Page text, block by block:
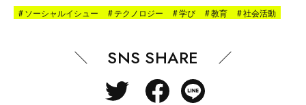
#ソーシャルイシュー #テクノロジー #学び #教育 #社会活動
SNS SHARE